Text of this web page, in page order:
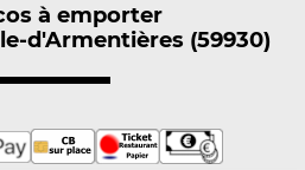
à emporter
d'Armentières (59930)